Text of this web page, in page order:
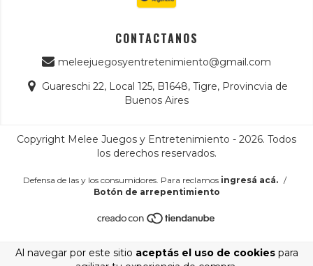
Al navegar por este sitio aceptás el uso de cookiespara
CONTACTANOS
meleejuegosyentretenimiento@gmail.com
Guareschi 22, Local 125, B1648, Tigre, Provincvia de
Buenos Aires
Copyright Melee Juegos y Entretenimiento - 2026. Todos
los derechos reservados.
Defensa de las y los consumidores. Para reclamos ingresá acá. /
Botón de arrepentimiento